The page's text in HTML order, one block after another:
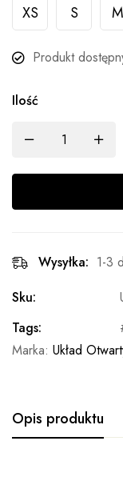
XS S M
Produkt
Ilość
Wysyłka: 1-3
Sku:
Tags:
Marka: Układ
Opis produktu